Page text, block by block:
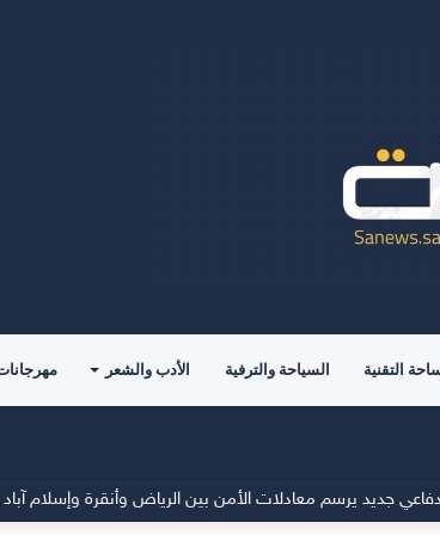
التقنية السياحة والترفية الأدب والشعر
جديد يرسم معادلات الأمن بين الرياض وأنقرة وإسلام آباد